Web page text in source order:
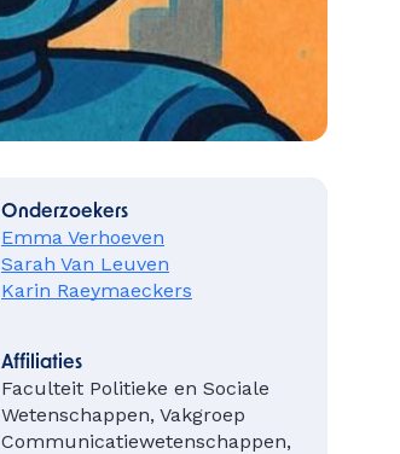
Onderzoekers
Emma Verhoeven
Sarah Van Leuven
Karin Raeymaeckers
Affiliaties
Faculteit Politieke en Sociale
Wetenschappen, Vakgroep
Communicatiewetenschappen,